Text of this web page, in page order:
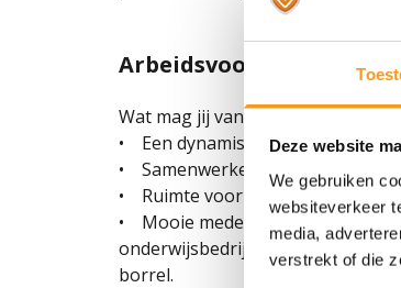
Deze website
We gebruiken
websiteverkeer
media,
verstrekt of die
Arbeidsvoorwaarden
Wat mag jij van ons verwachten?
• Een dynamische
• Samenwerken met een
• Ruimte voor eigen inbreng
• Mooie medewerkers voordelen
onderwijsbedrijven (zie
borrel.